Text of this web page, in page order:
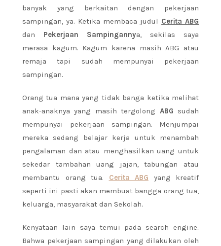
banyak yang berkaitan dengan pekerjaan
sampingan, ya. Ketika membaca judul Cerita ABG
dan Pekerjaan Sampingannya, sekilas saya
merasa kagum. Kagum karena masih ABG atau
remaja tapi sudah mempunyai pekerjaan
sampingan.
Orang tua mana yang tidak banga ketika melihat
anak-anaknya yang masih tergolong ABG sudah
mempunyai pekerjaan sampingan. Menjumpai
mereka sedang belajar kerja untuk menambah
pengalaman dan atau menghasilkan uang untuk
sekedar tambahan uang jajan, tabungan atau
membantu orang tua. Cerita ABG yang kreatif
seperti ini pasti akan membuat bangga orang tua,
keluarga, masyarakat dan Sekolah.
Kenyataan lain saya temui pada search engine.
Bahwa pekerjaan sampingan yang dilakukan oleh